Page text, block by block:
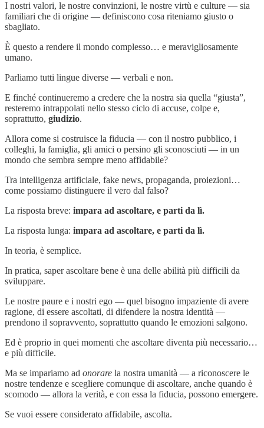
I nostri valori, le nostre convinzioni, le nostre virtù e culture — sia
familiari che di origine — definiscono cosa riteniamo giusto o
sbagliato.
È questo a rendere il mondo complesso… e meravigliosamente
umano.
Parliamo tutti lingue diverse — verbali e non.
E finché continueremo a credere che la nostra sia quella “giusta”,
resteremo intrappolati nello stesso ciclo di accuse, colpe e,
soprattutto, giudizio.
Allora come si costruisce la fiducia — con il nostro pubblico, i
colleghi, la famiglia, gli amici o persino gli sconosciuti — in un
mondo che sembra sempre meno affidabile?
Tra intelligenza artificiale, fake news, propaganda, proiezioni…
come possiamo distinguere il vero dal falso?
La risposta breve: impara ad ascoltare, e parti da lì.
La risposta lunga: impara ad ascoltare, e parti da lì.
In teoria, è semplice.
In pratica, saper ascoltare bene è una delle abilità più difficili da
sviluppare.
Le nostre paure e i nostri ego — quel bisogno impaziente di avere
ragione, di essere ascoltati, di difendere la nostra identità —
prendono il sopravvento, soprattutto quando le emozioni salgono.
Ed è proprio in quei momenti che ascoltare diventa più necessario…
e più difficile.
Ma se impariamo ad onorare la nostra umanità — a riconoscere le
nostre tendenze e scegliere comunque di ascoltare, anche quando è
scomodo — allora la verità, e con essa la fiducia, possono emergere.
Se vuoi essere considerato affidabile, ascolta.